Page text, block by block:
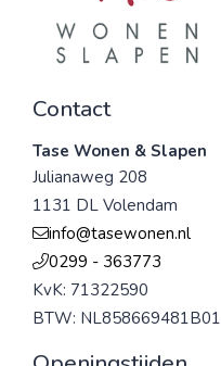
Contact
Tase Wonen & Slapen
Julianaweg 208
1131 DL Volendam
info@tasewonen.nl
0299 - 363773
KvK: 71322590
BTW: NL858669481B01